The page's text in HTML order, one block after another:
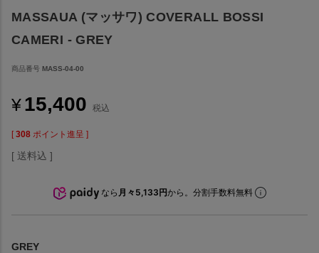
MASSAUA (マッサワ) COVERALL BOSSI
CAMERI - GREY
商品番号 MASS-04-00
¥15,400 税込
[ 308 ポイント進呈 ]
送料込
なら 月々5,133円から。分割手数料無料
GREY